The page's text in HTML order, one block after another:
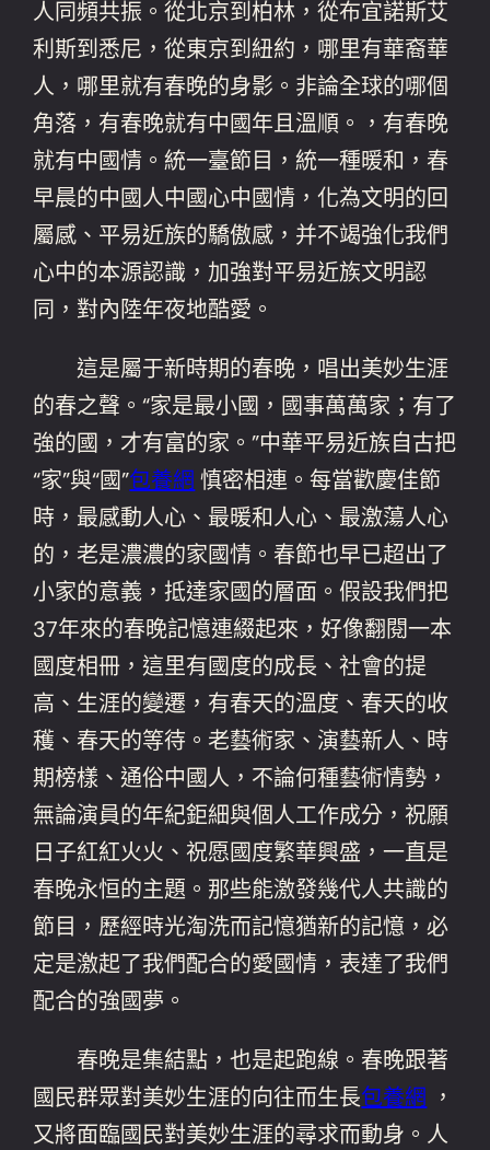
人同頻共振。從北京到柏林，從布宜諾斯艾
利斯到悉尼，從東京到紐約，哪里有華裔華
人，哪里就有春晚的身影。非論全球的哪個
角落，有春晚就有中國年且溫順。，有春晚
就有中國情。統一臺節目，統一種暖和，春
早晨的中國人中國心中國情，化為文明的回
屬感、平易近族的驕傲感，并不竭強化我們
心中的本源認識，加強對平易近族文明認
同，對內陸年夜地酷愛。
這是屬于新時期的春晚，唱出美妙生涯
的春之聲。“家是最小國，國事萬萬家；有了
強的國，才有富的家。”中華平易近族自古把
“家”與“國”包養網 慎密相連。每當歡慶佳節
時，最感動人心、最暖和人心、最激蕩人心
的，老是濃濃的家國情。春節也早已超出了
小家的意義，抵達家國的層面。假設我們把
37年來的春晚記憶連綴起來，好像翻閱一本
國度相冊，這里有國度的成長、社會的提
高、生涯的變遷，有春天的溫度、春天的收
穫、春天的等待。老藝術家、演藝新人、時
期榜樣、通俗中國人，不論何種藝術情勢，
無論演員的年紀鉅細與個人工作成分，祝願
日子紅紅火火、祝愿國度繁華興盛，一直是
春晚永恒的主題。那些能激發幾代人共識的
節目，歷經時光淘洗而記憶猶新的記憶，必
定是激起了我們配合的愛國情，表達了我們
配合的強國夢。
春晚是集結點，也是起跑線。春晚跟著
國民群眾對美妙生涯的向往而生長包養網 ，
又將面臨國民對美妙生涯的尋求而動身。人